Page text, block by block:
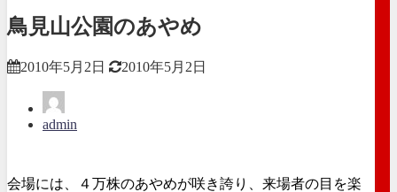
鳥見山公園のあやめ
2010年5月2日 2010年5月2日
admin
会場には、４万株のあやめが咲き誇り、来場者の目を楽